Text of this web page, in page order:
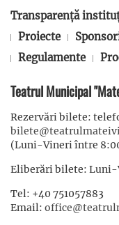
Transparență
Proiecte
Regulamente
Teatrul Municipal
Rezervări bilete:
(Luni-Vineri între
Eliberări bilete: Luni-
Tel: +40 751057883
Email: